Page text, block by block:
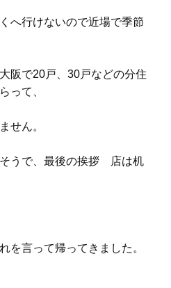
へ行けないので近場で季節
阪で20戸、30戸などの分住
って、
せん。
うで、最後の挨拶 店は机
を言って帰ってきました。